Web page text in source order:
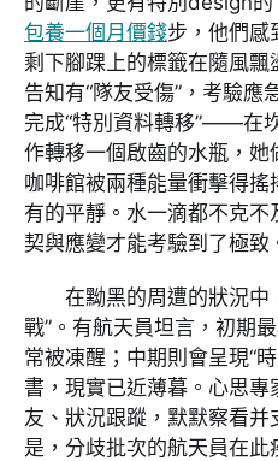
包養一個月價錢步，他們感
剩下腳踝上的標籤在隨風飄
告知有“隊友受傷”，考驗應
完成“特別資料轉移”——在
作轉移一個啟齒的水瓶，
咖啡館被兩種能量衝擊得
有的平靜。水一滴都不克
契與應變才能考驗到了極致
在黝黑的周遭的狀況中
戰”。有航天員坦言，初期
常被凍醒；中期則會呈現“
書，現實已近薄暮。心思
友、狀況跟蹤，默默察看并
是，分歧批次的航天員在